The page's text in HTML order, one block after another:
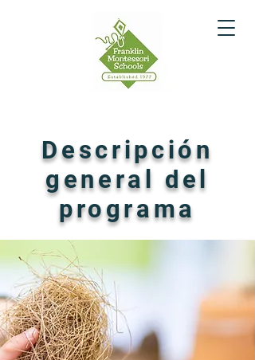
Descripción
general del
programa